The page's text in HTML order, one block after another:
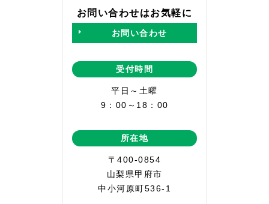
お問い合わせはお気軽に
お問い合わせ
受付時間
平日～土曜
9：00～18：00
所在地
〒400-0854
山梨県甲府市
中小河原町536-1